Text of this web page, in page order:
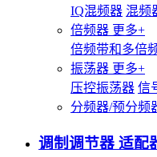
IQ混频器 混频
倍频器 更多+
倍频带和多倍
振荡器 更多+
压控振荡器 信
分频器/预分频
调制调节器 适配